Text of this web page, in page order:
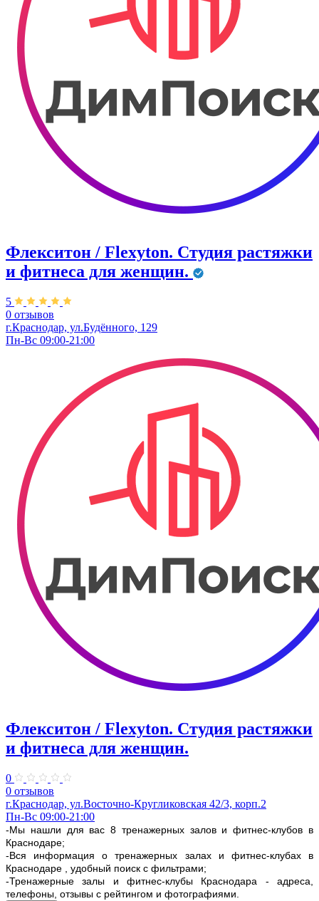
Флекситон / Flexyton. Студия растяжки
и фитнеса для женщин.
5
0 отзывов
г.Краснодар, ул.Будённого, 129
Пн-Вс 09:00-21:00
Флекситон / Flexyton. Студия растяжки
и фитнеса для женщин.
0
0 отзывов
г.Краснодар, ул.Восточно-Кругликовская 42/3, корп.2
Пн-Вс 09:00-21:00
-Мы нашли для вас 8 тренажерных залов и фитнес-клубов в
Краснодаре;
-Вся информация о тренажерных залах и фитнес-клубах в
Краснодаре , удобный поиск с фильтрами;
-Тренажерные залы и фитнес-клубы Краснодара - адреса,
телефоны, отзывы с рейтингом и фотографиями.